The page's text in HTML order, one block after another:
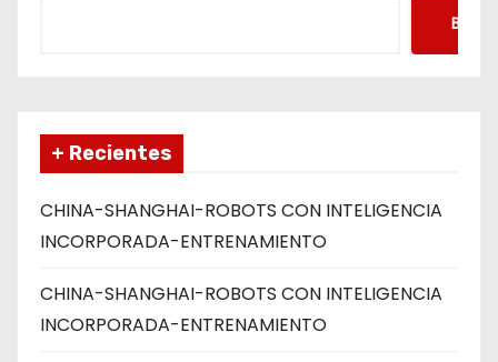
+ Recientes
CHINA-SHANGHAI-ROBOTS CON INTELIGENCIA
INCORPORADA-ENTRENAMIENTO
CHINA-SHANGHAI-ROBOTS CON INTELIGENCIA
INCORPORADA-ENTRENAMIENTO